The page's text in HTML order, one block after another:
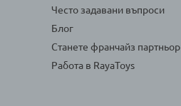
Често задавани въпроси
Блог
Станете франчайз партньор
Работа в RayaToys